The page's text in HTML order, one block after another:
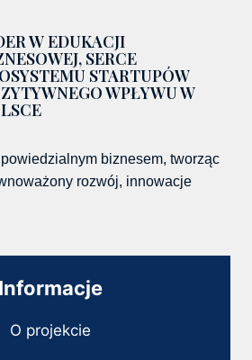
W EDUKACJI
SERCE
STARTUPÓW
WPŁYWU W
biznesem, tworząc
rozwój, innowacje
Informacje
O projekcie